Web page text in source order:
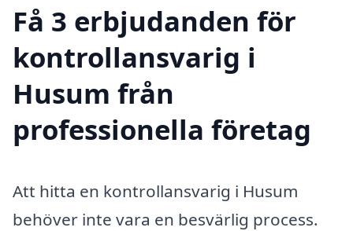
Få 3 erbjudanden för
kontrollansvarig i
Husum från
professionella företag
Att hitta en kontrollansvarig i Husum
behöver inte vara en besvärlig process.